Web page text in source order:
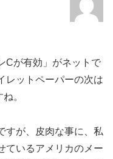
が有効」がネットで
レットペーパーの次は
。
すが、皮肉な事に、私
ているアメリカのメー